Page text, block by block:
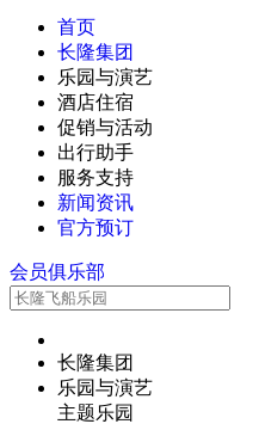
首页
长隆集团
乐园与演艺
酒店住宿
促销与活动
出行助手
服务支持
新闻资讯
官方预订
会员俱乐部
长隆集团
乐园与演艺
主题乐园